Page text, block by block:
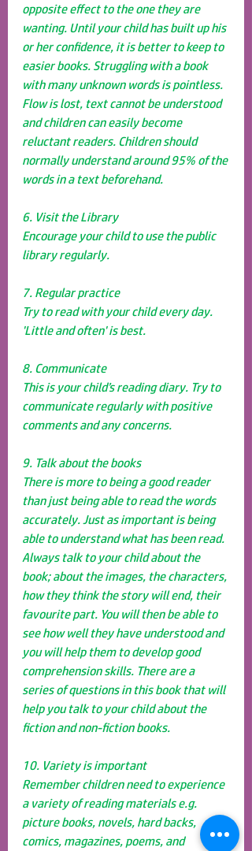
opposite effect to the one they are
wanting. Until your child has built up his
or her confidence, it is better to keep to
easier books. Struggling with a book
with many unknown words is pointless.
Flow is lost, text cannot be understood
and children can easily become
reluctant readers. Children should
normally understand around 95% of the
words in a text beforehand.
6. Visit the Library
Encourage your child to use the public
library regularly.
7. Regular practice
Try to read with your child every day.
'Little and often' is best.
8. Communicate
This is your child’s reading diary. Try to
communicate regularly with positive
comments and any concerns.
9. Talk about the books
There is more to being a good reader
than just being able to read the words
accurately. Just as important is being
able to understand what has been read.
Always talk to your child about the
book; about the images, the characters,
how they think the story will end, their
favourite part. You will then be able to
see how well they have understood and
you will help them to develop good
comprehension skills. There are a
series of questions in this book that will
help you talk to your child about the
fiction and non-fiction books.
10. Variety is important
Remember children need to experience
a variety of reading materials e.g.
picture books, novels, hard backs,
comics, magazines, poems, and